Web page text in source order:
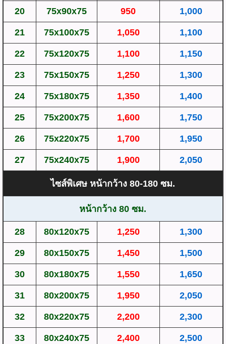
20 75x90x75 950 1,000
21 75x100x75 1,050 1,100
22 75x120x75 1,100 1,150
23 75x150x75 1,250 1,300
24 75x180x75 1,350 1,400
25 75x200x75 1,600 1,750
26 75x220x75 1,700 1,950
27 75x240x75 1,900 2,050
ไซส์พิเศษ หน้ากว้าง 80-180 ซม.
หน้ากว้าง 80 ซม.
28 80x120x75 1,250 1,300
29 80x150x75 1,450 1,500
30 80x180x75 1,550 1,650
31 80x200x75 1,950 2,050
32 80x220x75 2,200 2,300
33 80x240x75 2,400 2,500